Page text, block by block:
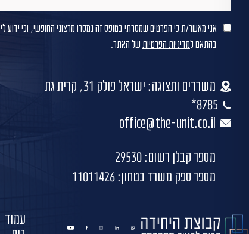
אני מאשר/ת כי הפרטים שמסרתי בטופס זה נמסרו מרצוני החופשי, וכי ידוע
בהתאם למדיניות הפרטיות של האתר.
משרדים ותצוגה: ישראל פולק 31, קרית גת
8785*
office@the-unit.co.il
מספר קבלן רשום: 29530
מספר ספק משרד בטחון: 11011426
עמוד